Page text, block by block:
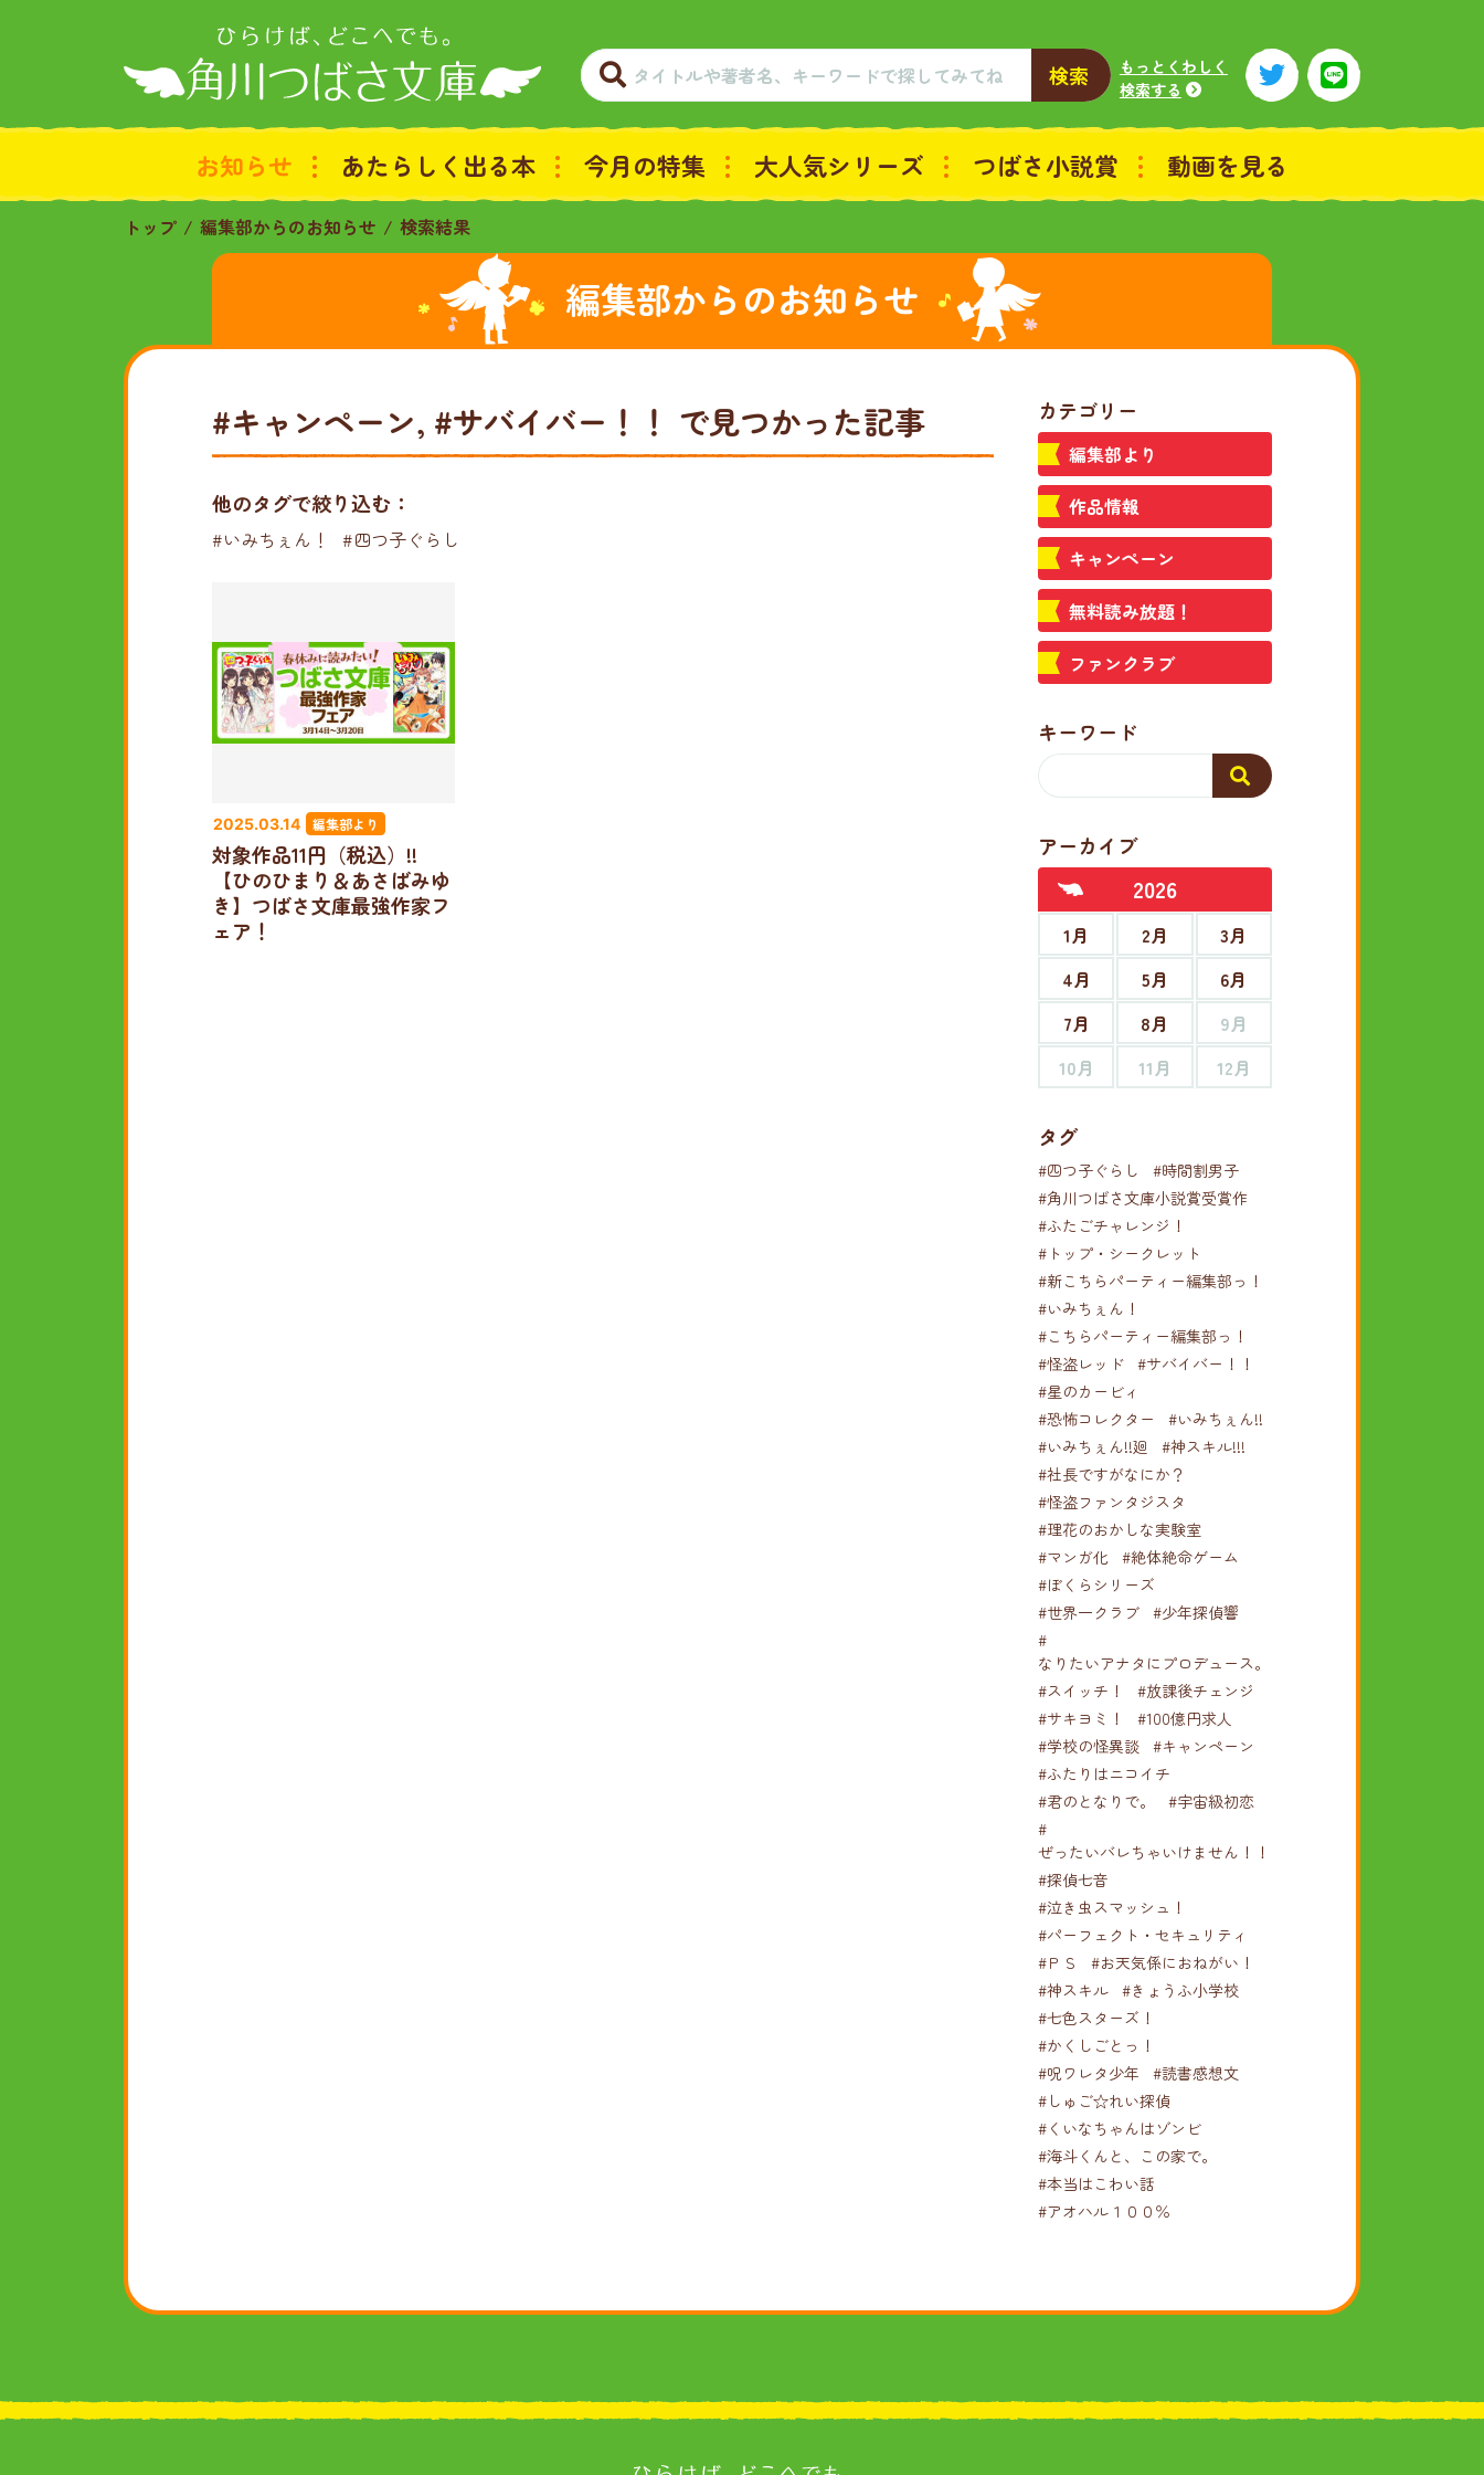
検索
もっとくわしく
検索する
お知らせ あたらしく出る本 今月の特集 大人気シリーズ つばさ小説賞 動画を見る
トップ 編集部からのお知らせ 検索結果
編集部からのお知らせ
#キャンペーン, #サバイバー！！ で見つかった記事
他のタグで絞り込む：
#いみちぇん！ #四つ子ぐらし
2025.03.14 編集部より
対象作品11円（税込）!!
【ひのひまり＆あさばみゆ
き】つばさ文庫最強作家フ
ェア！
カテゴリー
編集部より
作品情報
キャンペーン
無料読み放題！
ファンクラブ
キーワード
アーカイブ
2026
1月 2月
3月
4月
5月
6月
7月
8月
9月
10月
11月 12月
タグ
#四つ子ぐらし
#時間割男子
#角川つばさ文庫小説賞受賞作
#ふたごチャレンジ！
#トップ・シークレット
#新こちらパーティー編集部っ！
#いみちぇん！
#こちらパーティー編集部っ！
#怪盗レッド #サバイバー！！
#星のカービィ
#恐怖コレクター
#いみちぇん!!
#いみちぇん!!廻
#神スキル!!!
#社長ですがなにか？
#怪盗ファンタジスタ
#理花のおかしな実験室
#マンガ化 #絶体絶命ゲーム
#ぼくらシリーズ
#世界一クラブ #少年探偵響
#
なりたいアナタにプロデュース。
#スイッチ！
#放課後チェンジ
#サキヨミ！
#100億円求人
#学校の怪異談 #キャンペーン
#ふたりはニコイチ
#君のとなりで。
#宇宙級初恋
#
ぜったいバレちゃいけません！！！
#探偵七音
#泣き虫スマッシュ！
#パーフェクト・セキュリティ
#ＰＳ
#お天気係におねがい！
#神スキル #きょうふ小学校
#七色スターズ！
#かくしごとっ！
#呪ワレタ少年
#読書感想文
#しゅご☆れい探偵
#くいなちゃんはゾンビ
#海斗くんと、この家で。
#本当はこわい話
#アオハル１００％